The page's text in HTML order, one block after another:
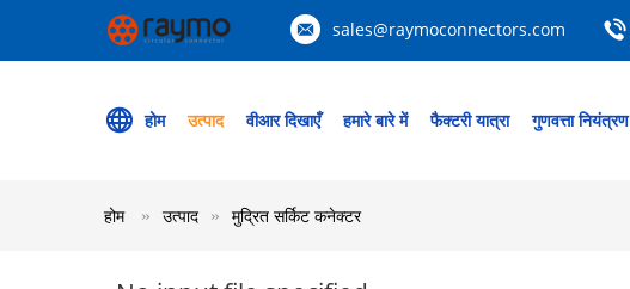
sales@raymoconnectors.com
होम उत्पाद वीआर दिखाएँ हमारे बारे में फैक्टरी यात्रा गुणवत्ता नियंत्रण
होम उत्पाद मुद्रित सर्किट कनेक्टर